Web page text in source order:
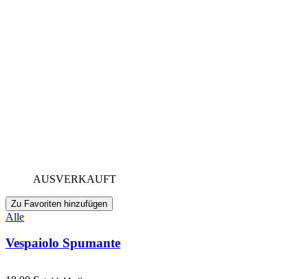
AUSVERKAUFT
Zu Favoriten hinzufügen
Alle
Vespaiolo Spumante